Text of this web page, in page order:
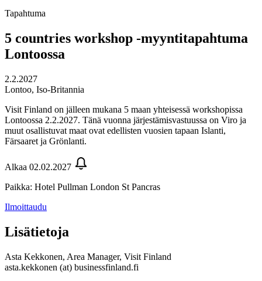
Tapahtuma
5 countries workshop -myyntitapahtuma
Lontoossa
2.2.2027
Lontoo, Iso-Britannia
Visit Finland on jälleen mukana 5 maan yhteisessä workshopissa
Lontoossa 2.2.2027. Tänä vuonna järjestämisvastuussa on Viro ja
muut osallistuvat maat ovat edellisten vuosien tapaan Islanti,
Färsaaret ja Grönlanti.
Alkaa 02.02.2027
Paikka: Hotel Pullman London St Pancras
Ilmoittaudu
Lisätietoja
Asta Kekkonen, Area Manager, Visit Finland
asta.kekkonen (at) businessfinland.fi